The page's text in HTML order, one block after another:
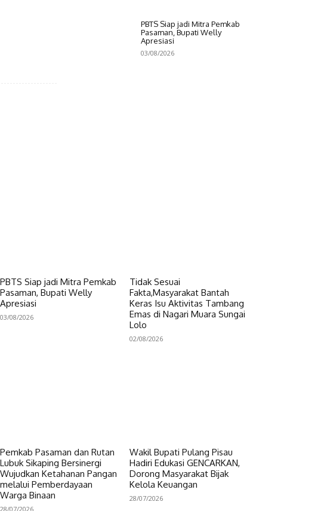
PBTS Siap jadi Mitra Pemkab
Pasaman, Bupati Welly
Apresiasi
03/08/2026
PBTS Siap jadi Mitra Pemkab
Pasaman, Bupati Welly
Apresiasi
03/08/2026
Tidak Sesuai
Fakta,Masyarakat Bantah
Keras Isu Aktivitas Tambang
Emas di Nagari Muara Sungai
Lolo
02/08/2026
Pemkab Pasaman dan Rutan
Lubuk Sikaping Bersinergi
Wujudkan Ketahanan Pangan
melalui Pemberdayaan
Warga Binaan
28/07/2026
Wakil Bupati Pulang Pisau
Hadiri Edukasi GENCARKAN,
Dorong Masyarakat Bijak
Kelola Keuangan
28/07/2026